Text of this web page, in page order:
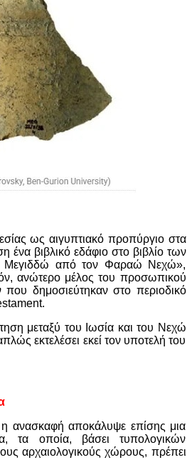
ως αιγυπτιακό προπύργιο στα
βιβλικό εδάφιο στο βιβλίο των
Μεγιδδώ από τον Φαραώ Νεχώ»,
ανώτερο μέλος του προσωπικού
δημοσιεύτηκαν στο περιοδικό
μεταξύ του Ιωσία και του Νεχώ
εκτελέσει εκεί τον υποτελή του
η ανασκαφή αποκάλυψε επίσης μια
τα οποία, βάσει τυπολογικών
αρχαιολογικούς χώρους, πρέπει